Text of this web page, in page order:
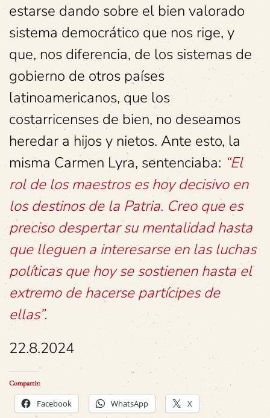
estarse dando sobre el bien valorado
sistema democrático que nos rige, y
que, nos diferencia, de los sistemas de
gobierno de otros países
latinoamericanos, que los
costarricenses de bien, no deseamos
heredar a hijos y nietos. Ante esto, la
misma Carmen Lyra, sentenciaba: “El
rol de los maestros es hoy decisivo en
los destinos de la Patria. Creo que es
preciso despertar su mentalidad hasta
que lleguen a interesarse en las luchas
políticas que hoy se sostienen hasta el
extremo de hacerse partícipes de
ellas”.
22.8.2024
Compartir:
Facebook WhatsApp X